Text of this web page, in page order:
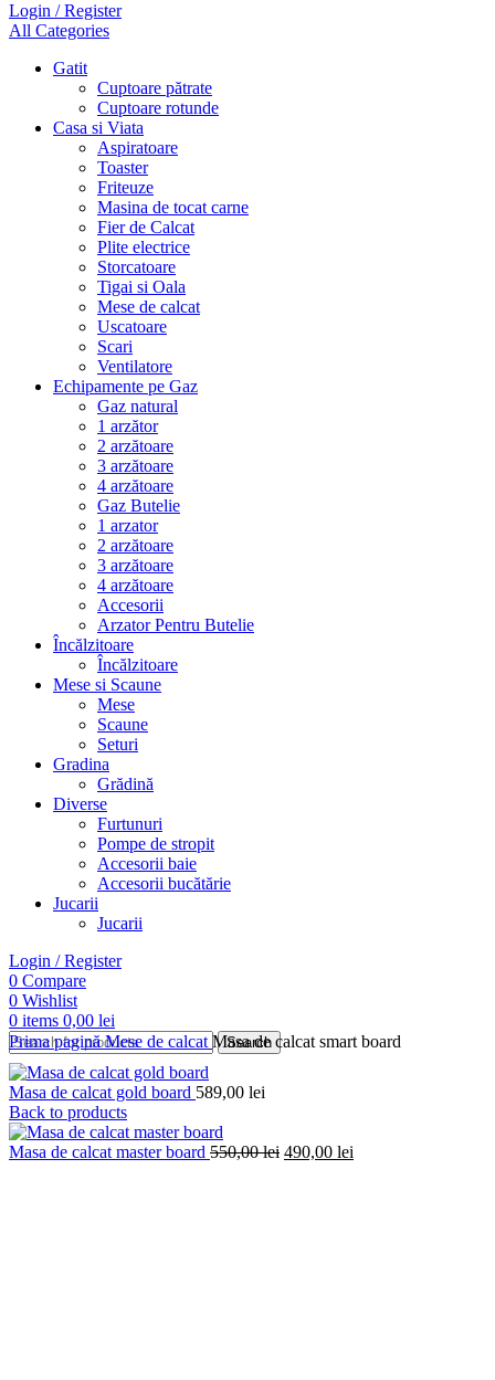
Login / Register
All Categories
Gatit
Cuptoare pătrate
Cuptoare rotunde
Casa si Viata
Aspiratoare
Toaster
Friteuze
Masina de tocat carne
Fier de Calcat
Plite electrice
Storcatoare
Tigai si Oala
Mese de calcat
Uscatoare
Scari
Ventilatore
Echipamente pe Gaz
Gaz natural
1 arzător
2 arzătoare
3 arzătoare
4 arzătoare
Gaz Butelie
1 arzator
2 arzătoare
3 arzătoare
4 arzătoare
Accesorii
Arzator Pentru Butelie
Încălzitoare
Încălzitoare
Mese si Scaune
Mese
Scaune
Seturi
Gradina
Grădină
Diverse
Furtunuri
Pompe de stropit
Accesorii baie
Accesorii bucătărie
Jucarii
Jucarii
Login / Register
0 Compare
0 Wishlist
0 items 0,00 lei
Search
Prima paginăMese de calcatMasa de calcat smart board
Masa de calcat gold board 589,00 lei
Back to products
Masa de calcat master board 550,00lei Prețul
490,00 lei